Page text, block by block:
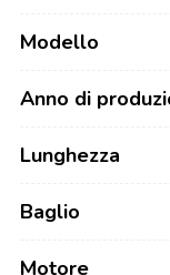
Modello
Anno di
Lunghezza
Baglio
Motore